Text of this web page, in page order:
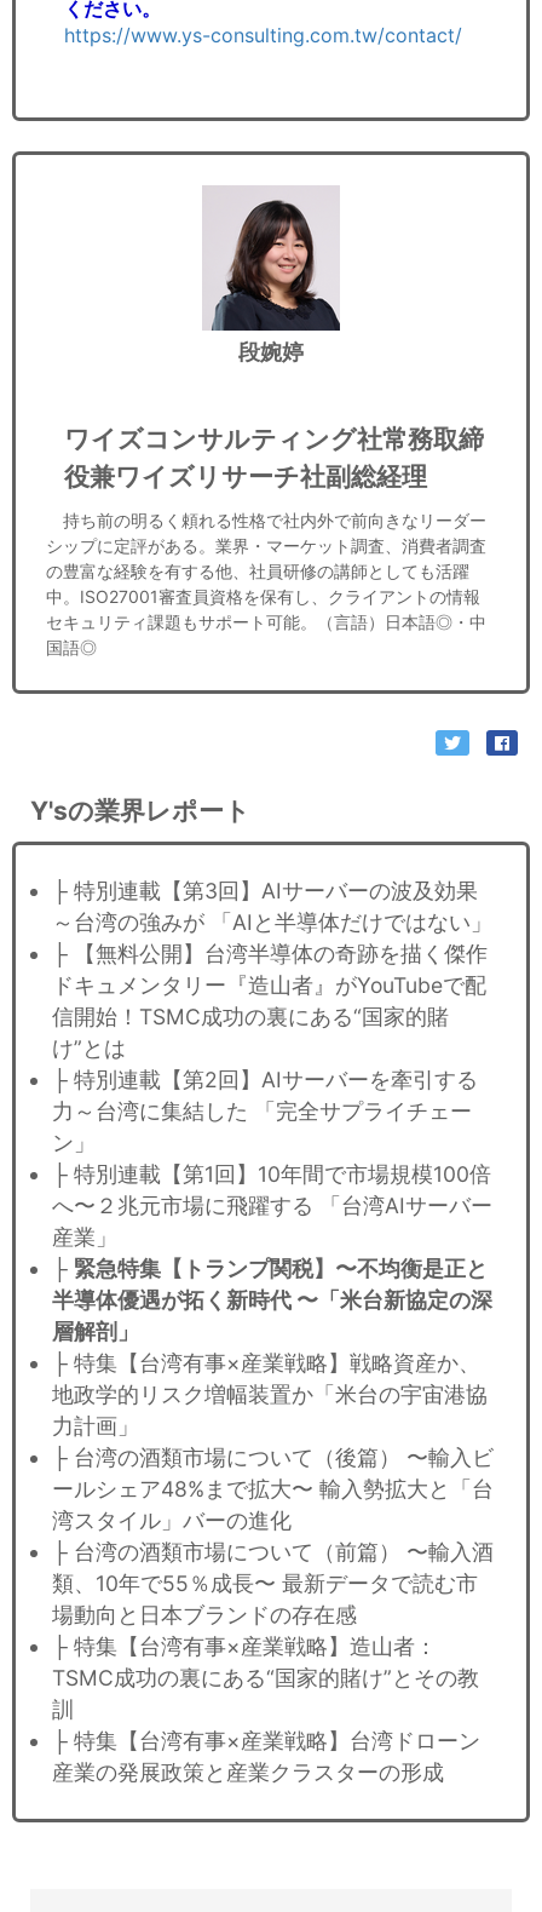
ください。
https://www.ys-consulting.com.tw/contact/
段婉婷
ワイズコンサルティング社常務取締
役兼ワイズリサーチ社副総経理
持ち前の明るく頼れる性格で社内外で前向きなリーダー
シップに定評がある。業界・マーケット調査、消費者調査
の豊富な経験を有する他、社員研修の講師としても活躍
中。ISO27001審査員資格を保有し、クライアントの情報
セキュリティ課題もサポート可能。（言語）日本語◎・中
国語◎
Y'sの業界レポート
├ 特別連載【第3回】AIサーバーの波及効果
～台湾の強みが 「AIと半導体だけではない」
├ 【無料公開】台湾半導体の奇跡を描く傑作
ドキュメンタリー『造山者』がYouTubeで配
信開始！TSMC成功の裏にある“国家的賭
け”とは
├ 特別連載【第2回】AIサーバーを牽引する
力～台湾に集結した 「完全サプライチェー
ン」
├ 特別連載【第1回】10年間で市場規模100倍
へ〜２兆元市場に飛躍する 「台湾AIサーバー
産業」
├ 緊急特集【トランプ関税】〜不均衡是正と
半導体優遇が拓く新時代 〜「米台新協定の深
層解剖」
├ 特集【台湾有事×産業戦略】戦略資産か、
地政学的リスク増幅装置か「米台の宇宙港協
力計画」
├ 台湾の酒類市場について（後篇） 〜輸入ビ
ールシェア48%まで拡大〜 輸入勢拡大と「台
湾スタイル」バーの進化
├ 台湾の酒類市場について（前篇） 〜輸入酒
類、10年で55％成長〜 最新データで読む市
場動向と日本ブランドの存在感
├ 特集【台湾有事×産業戦略】造山者：
TSMC成功の裏にある“国家的賭け”とその教
訓
├ 特集【台湾有事×産業戦略】台湾ドローン
産業の発展政策と産業クラスターの形成